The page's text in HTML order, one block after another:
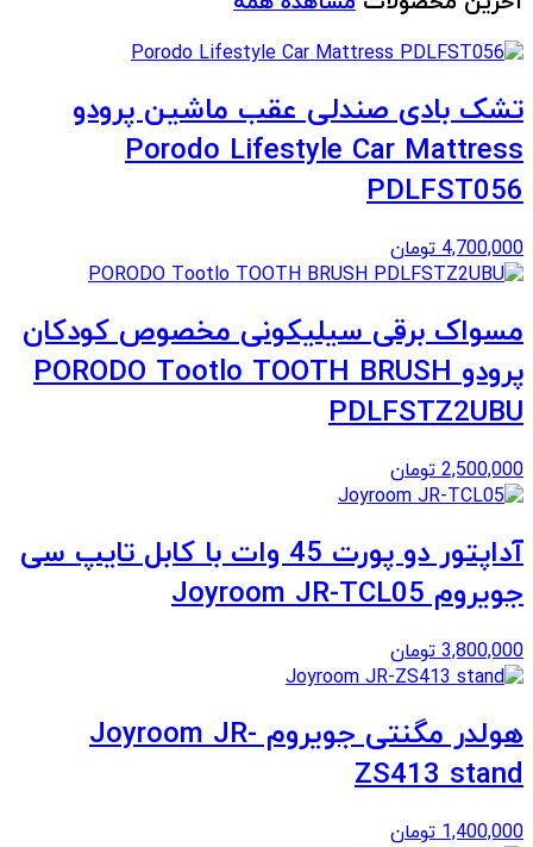
تشک بادی صندلی عقب ماشین پرودو
Porodo Lifestyle Car Mattress
PDLFST056
4,700,000 تومان
مسواک برقی سیلیکونی مخصوص کودکان
پرودو PORODO Tootlo TOOTH BRUSH
PDLFSTZ2UBU
2,500,000 تومان
آداپتور دو پورت 45 وات با کابل تایپ سی
جویروم Joyroom JR-TCL05
3,800,000 تومان
هولدر مگنتی جویروم Joyroom JR-
ZS413 stand
1,400,000 تومان